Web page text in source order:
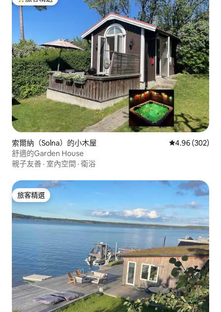
旅客精選榜首
索爾納（Solna）的小木屋 從 302 則評價
4.96 (302)
舒適的Garden House
親子友善 · 室內空間 · 衛浴
旅客精選
旅客精選